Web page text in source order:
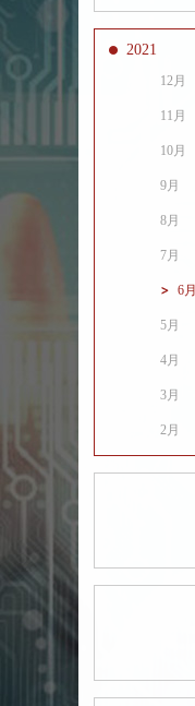
2021
12月
11月
10月
9月
8月
7月
6月
5月
4月
3月
2月